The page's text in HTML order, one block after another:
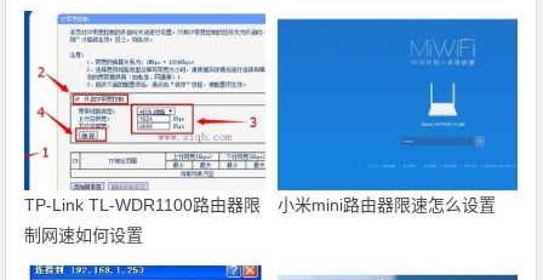
TP-Link TL-WDR1100路由器限
制网速如何设置
小米mini路由器限速怎么设置